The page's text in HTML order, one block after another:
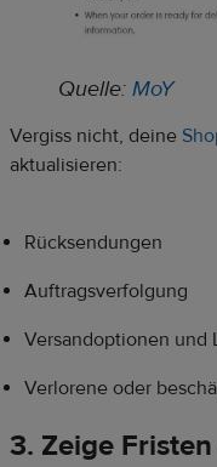
Quelle: MoY
Vergiss nicht, deine
aktualisieren:
Rücksendungen
Auftragsverfolgung
Versandoptionen und
Verlorene oder
3. Zeige